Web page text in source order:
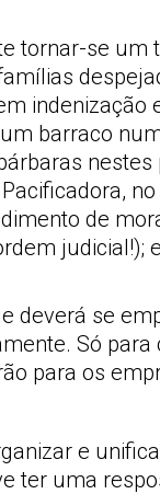
tornar-se
barraco
de
deverá se
Só
para os
e
ter uma